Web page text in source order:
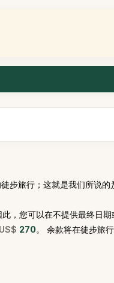
步旅行；这就是我们所说的
，您可以在不提供最终日
US$ 270。 余款将在徒步旅